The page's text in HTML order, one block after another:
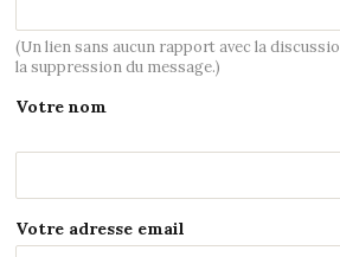
(Un lien sans aucun rapport avec la
la suppression du message.)
Votre nom
Votre adresse email